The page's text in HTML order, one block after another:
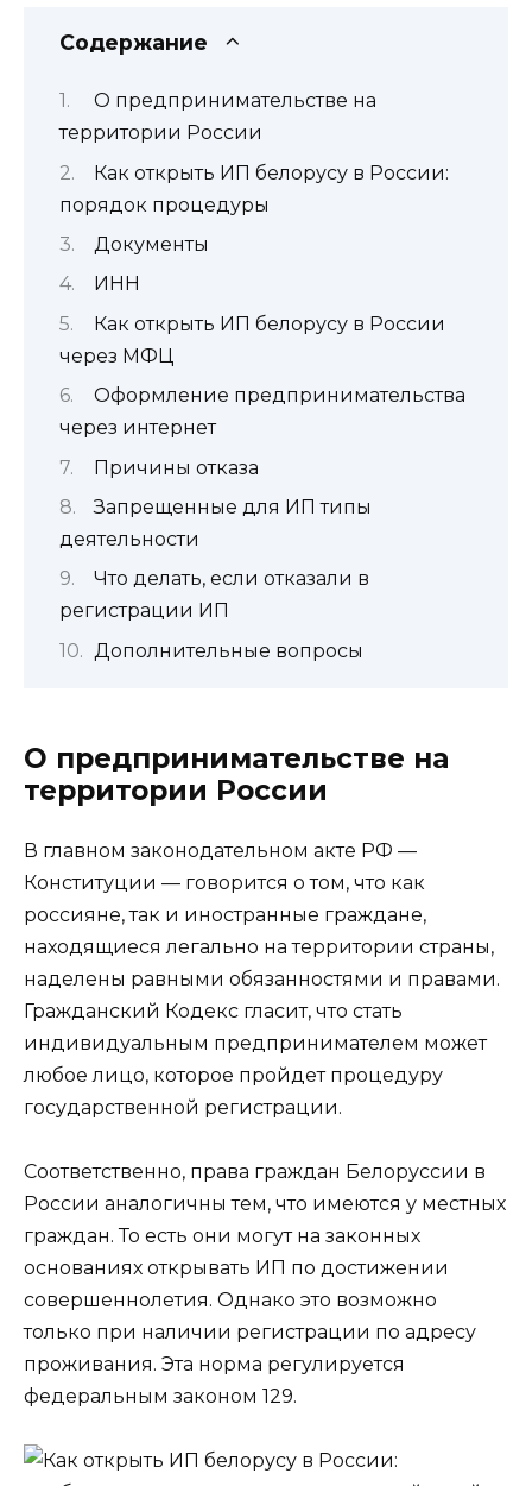
Содержание
О предпринимательстве на
территории России
Как открыть ИП белорусу в России:
порядок процедуры
Документы
ИНН
Как открыть ИП белорусу в России
через МФЦ
Оформление предпринимательства
через интернет
Причины отказа
Запрещенные для ИП типы
деятельности
Что делать, если отказали в
регистрации ИП
Дополнительные вопросы
О предпринимательстве на
территории России
В главном законодательном акте РФ —
Конституции — говорится о том, что как
россияне, так и иностранные граждане,
находящиеся легально на территории страны,
наделены равными обязанностями и правами.
Гражданский Кодекс гласит, что стать
индивидуальным предпринимателем может
любое лицо, которое пройдет процедуру
государственной регистрации.
Соответственно, права граждан Белоруссии в
России аналогичны тем, что имеются у местных
граждан. То есть они могут на законных
основаниях открывать ИП по достижении
совершеннолетия. Однако это возможно
только при наличии регистрации по адресу
проживания. Эта норма регулируется
федеральным законом 129.